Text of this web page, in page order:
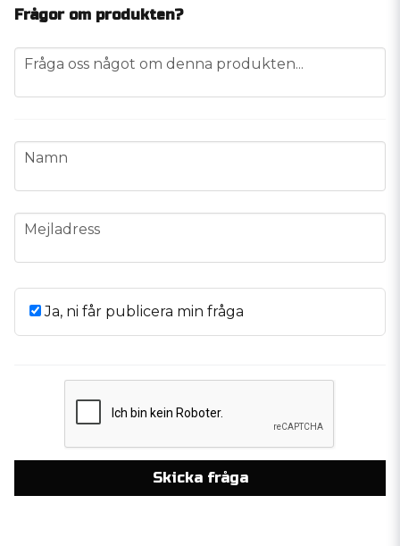
Frågor om produkten?
question
Fråga oss något om denna produkten...
name
Namn
email
Mejladress
Ja, ni får publicera min fråga
Skicka fråga